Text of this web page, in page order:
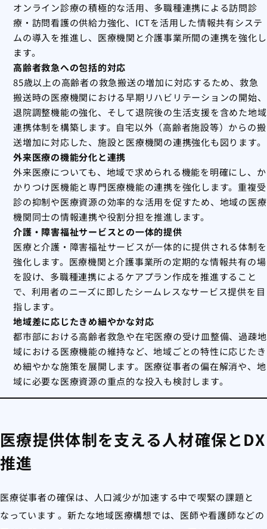
オンライン診療の積極的な活用、多職種連携による訪問診
療・訪問看護の供給力強化、ICTを活用した情報共有システ
ムの導入を推進し、医療機関と介護事業所間の連携を強化し
ます。
高齢者救急への包括的対応
85歳以上の高齢者の救急搬送の増加に対応するため、救急
搬送時の医療機関における早期リハビリテーションの開始、
退院調整機能の強化、そして退院後の生活支援を含めた地域
連携体制を構築します。自宅以外（高齢者施設等）からの搬
送増加に対応した、施設と医療機関の連携強化も図ります。
外来医療の機能分化と連携
外来医療についても、地域で求められる機能を明確にし、か
かりつけ医機能と専門医療機能の連携を強化します。重複受
診の抑制や医療資源の効率的な活用を促すため、地域の医療
機関同士の情報連携や役割分担を推進します。
介護・障害福祉サービスとの一体的提供
医療と介護・障害福祉サービスが一体的に提供される体制を
強化します。医療機関と介護事業所の定期的な情報共有の場
を設け、多職種連携によるケアプラン作成を推進すること
で、利用者のニーズに即したシームレスなサービス提供を目
指します。
地域差に応じたきめ細やかな対応
都市部における高齢者救急や在宅医療の受け皿整備、過疎地
域における医療機能の維持など、地域ごとの特性に応じたき
め細やかな施策を展開します。医療従事者の偏在解消や、地
域に必要な医療資源の重点的な投入も検討します。
医療提供体制を支える人材確保とDX
推進
医療従事者の確保は、人口減少が加速する中で喫緊の課題と
なっています。新たな地域医療構想では、医師や看護師などの